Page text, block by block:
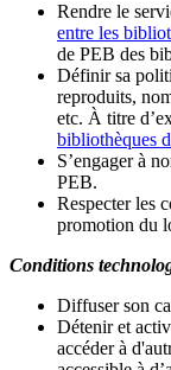
Rendre le
entre les
de PEB des
Définir sa
reproduits,
etc. À titre
bibliothèques
S’engager à
PEB.
Respecter les
promotion du
Conditions
Diffuser son
Détenir et
accéder à